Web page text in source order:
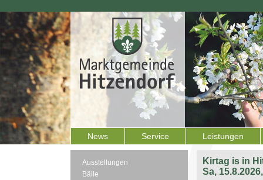
News Service Leistungen
Ausstellungen
Bälle
Kirtag is in
Sa,